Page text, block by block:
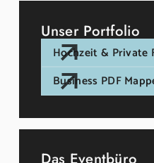
Unser Portfolio
Hochzeit & Private
Business PDF